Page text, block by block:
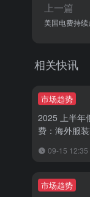
上一篇
美国电费持
相关快讯
市场趋势
2025 上半年
费：海外服
09-15 12:35
市场趋势